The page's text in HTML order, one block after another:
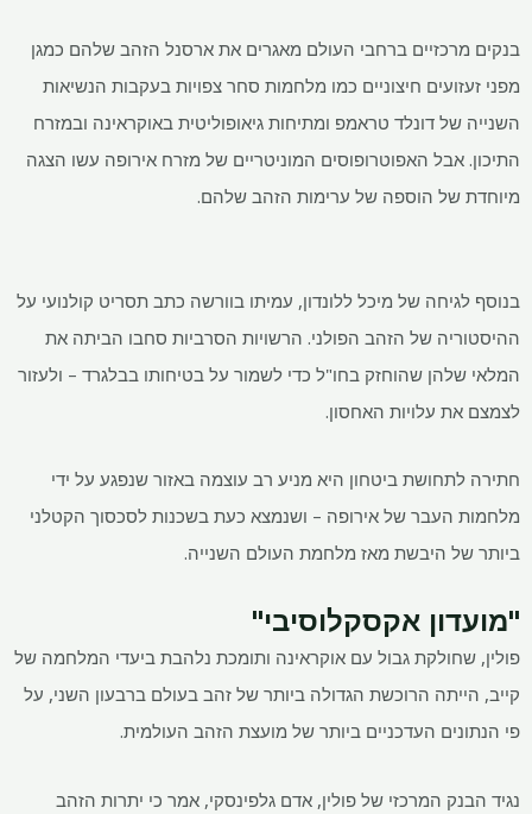
בנקים מרכזיים ברחבי העולם מאגרים את ארסנל הזהב שלהם כמגן
מפני זעזועים חיצוניים כמו מלחמות סחר צפויות בעקבות הנשיאות
השנייה של דונלד טראמפ ומתיחות גיאופוליטית באוקראינה ובמזרח
התיכון. אבל האפוטרופוסים המוניטריים של מזרח אירופה עשו הצגה
מיוחדת של הוספה של ערימות הזהב שלהם.
בנוסף לגיחה של מיכל ללונדון, עמיתו בוורשה כתב תסריט קולנועי על
ההיסטוריה של הזהב הפולני. הרשויות הסרביות סחבו הביתה את
המלאי שלהן שהוחזק בחו"ל כדי לשמור על בטיחותו בבלגרד – ולעזור
לצמצם את עלויות האחסון.
חתירה לתחושת ביטחון היא מניע רב עוצמה באזור שנפגע על ידי
מלחמות העבר של אירופה – ושנמצא כעת בשכנות לסכסוך הקטלני
ביותר של היבשת מאז מלחמת העולם השנייה.
"מועדון אקסקלוסיבי"
פולין, שחולקת גבול עם אוקראינה ותומכת נלהבת ביעדי המלחמה של
קייב, הייתה הרוכשת הגדולה ביותר של זהב בעולם ברבעון השני, על
פי הנתונים העדכניים ביותר של מועצת הזהב העולמית.
נגיד הבנק המרכזי של פולין, אדם גלפינסקי, אמר כי יתרות הזהב